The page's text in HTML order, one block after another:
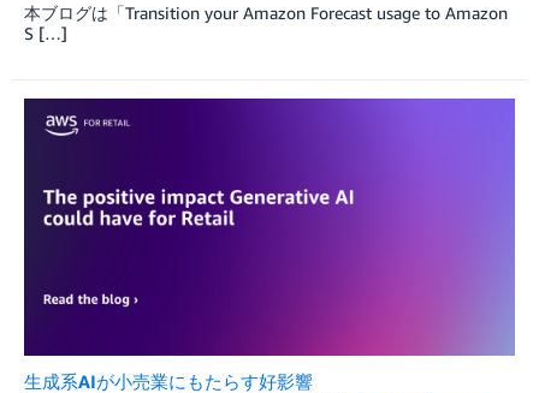
本ブログは「Transition your Amazon Forecast usage to Amazon
S […]
生成系AIが小売業にもたらす好影響